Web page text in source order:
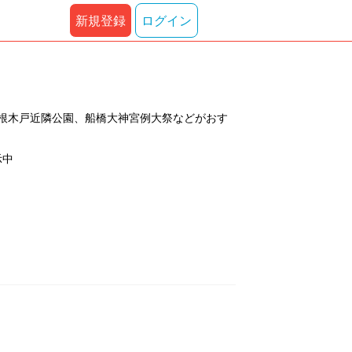
戸近隣公園、船橋大神宮例大祭などがおす
新規登録 ログイン